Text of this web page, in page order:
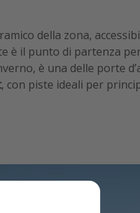
della zona,
è il punto di partenza
è una delle porte
, con piste ideali per